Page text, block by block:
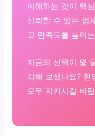
이해하는 것이 핵
신뢰할 수 있는 업
고 만족도를 높이
지금의 선택이 몇
각해 보셨나요? 현
모두 지키시길 바